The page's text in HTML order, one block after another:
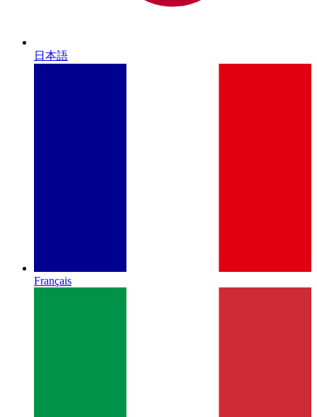
日本語
Français